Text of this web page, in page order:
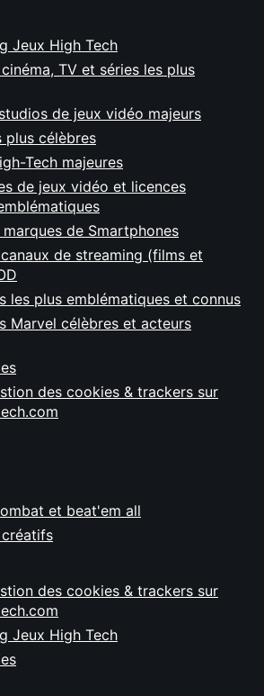
Jeux High Tech
TV et séries les plus
de jeux vidéo majeurs
plus célèbres
Tech majeures
de jeux vidéo et licences
de Smartphones
de streaming (films et
les plus emblématiques et connus
Marvel célèbres et acteurs
des cookies & trackers sur
et beat'em all
des cookies & trackers sur
Jeux High Tech